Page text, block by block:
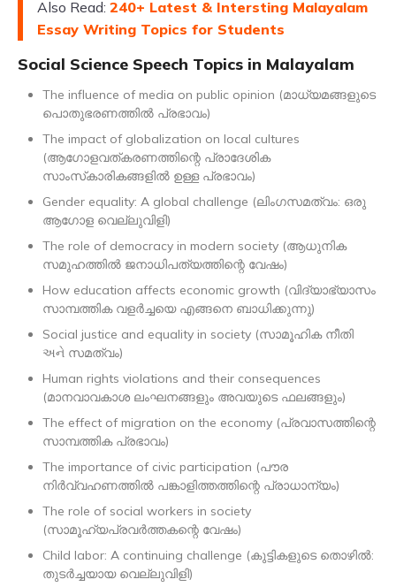
Also Read: 240+ Latest & Intersting Malayalam
Essay Writing Topics for Students
Social Science Speech Topics in Malayalam
The influence of media on public opinion (മാധ്യമങ്ങളുടെ
പൊതുഭരണത്തിൽ പ്രഭാവം)
The impact of globalization on local cultures
(ആഗോളവത്കരണത്തിന്റെ പ്രാദേശിക
സാംസ്‌കാരികങ്ങളിൽ ഉള്ള പ്രഭാവം)
Gender equality: A global challenge (ലിംഗസമത്വം: ഒരു
ആഗോള വെല്ലുവിളി)
The role of democracy in modern society (ആധുനിക
സമുഹത്തിൽ ജനാധിപത്യത്തിന്റെ വേഷം)
How education affects economic growth (വിദ്യാഭ്യാസം
സാമ്പത്തിക വളർച്ചയെ എങ്ങനെ ബാധിക്കുന്നു)
Social justice and equality in society (സാമൂഹിക നീതി
અને സമത്വം)
Human rights violations and their consequences
(മാനവാവകാശ ലംഘനങ്ങളും അവയുടെ ഫലങ്ങളും)
The effect of migration on the economy (പ്രവാസത്തിന്റെ
സാമ്പത്തിക പ്രഭാവം)
The importance of civic participation (പൗര
നിർവ്വഹണത്തിൽ പങ്കാളിത്തത്തിന്റെ പ്രാധാന്യം)
The role of social workers in society
(സാമൂഹ്യപ്രവർത്തകന്റെ വേഷം)
Child labor: A continuing challenge (കുട്ടികളുടെ തൊഴിൽ:
തുടർച്ചയായ വെല്ലുവിളി)